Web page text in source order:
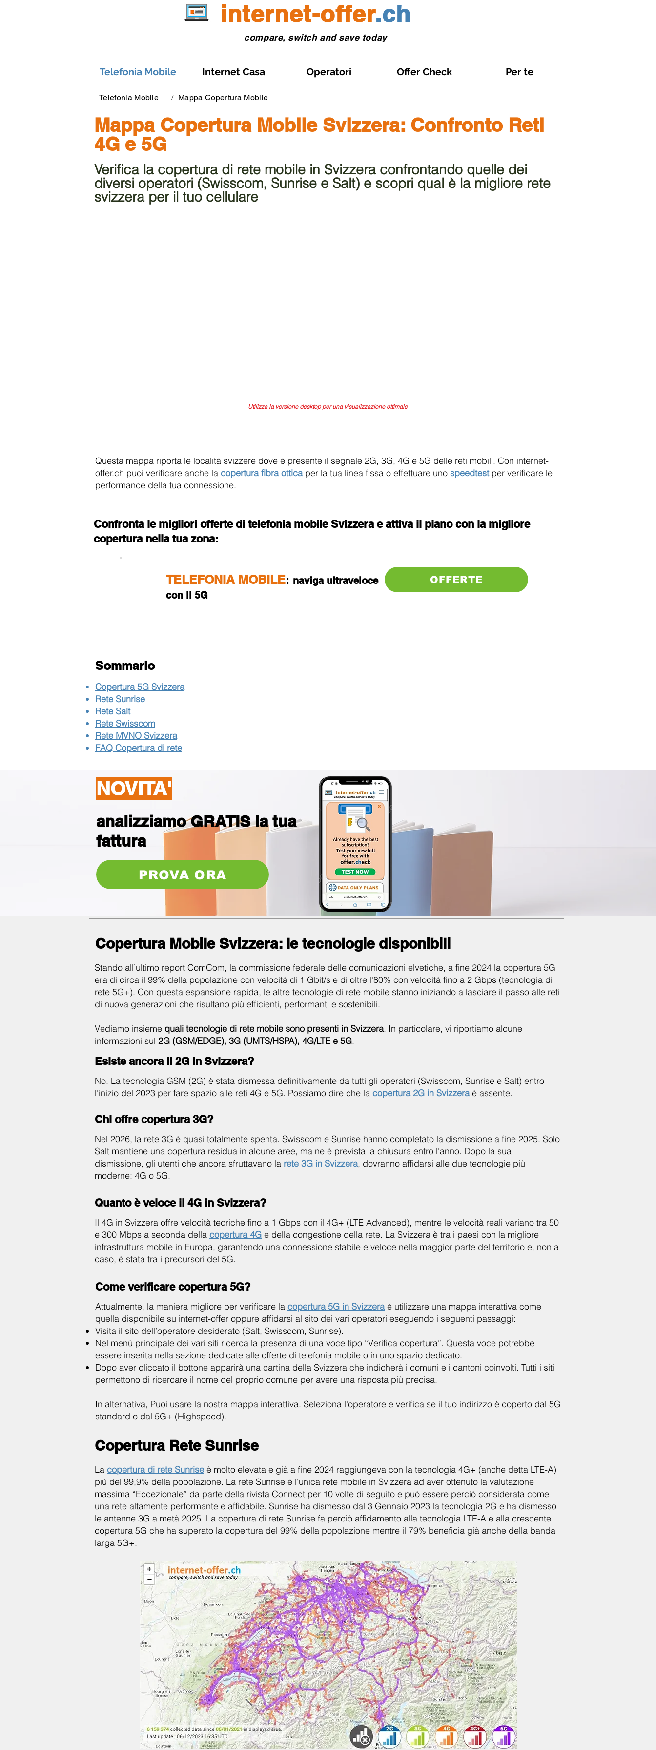
internet-offer.ch
compare, switch and save today
Telefonia Mobile Internet Casa Operatori Offer Check Per te
Telefonia Mobile / Mappa Copertura Mobile
Mappa Copertura Mobile Svizzera: Confronto Reti
4G e 5G
Verifica la copertura di rete mobile in Svizzera confrontando quelle dei
diversi operatori (Swisscom, Sunrise e Salt) e scopri qual è la migliore rete
svizzera per il tuo cellulare
Utilizza la versione desktop per una visualizzazione ottimale
Questa mappa riporta le località svizzere dove è presente il segnale 2G, 3G, 4G e 5G delle reti mobili. Con internet-
offer.ch puoi verificare anche la copertura fibra otticaper la tua linea fissa o effettuare uno speedtestper verificare le
performance della tua connessione.
Confronta le migliori offerte di telefonia mobile Svizzera e attiva il piano con la migliore
copertura nella tua zona:
TELEFONIA MOBILE: naviga ultraveloce
con il 5G
OFFERTE
Sommario
Copertura 5G Svizzera
Rete Sunrise
Rete Salt
Rete Swisscom
Rete MVNO Svizzera
FAQ Copertura di rete
analizziamo GRATIS la tua
fattura
PROVA ORA
NOVITA'
Copertura Mobile Svizzera: le tecnologie disponibili
Stando all’ultimo report ComCom, la commissione federale delle comunicazioni elvetiche, a fine 2024 la copertura 5G
era di circa il 99% della popolazione con velocità di 1 Gbit/s e di oltre l'80% con velocità fino a 2 Gbps (tecnologia di
rete 5G+). Con questa espansione rapida, le altre tecnologie di rete mobile stanno iniziando a lasciare il passo alle reti
di nuova generazioni che risultano più efficienti, performanti e sostenibili.
Vediamo insieme quali tecnologie di rete mobile sono presenti in Svizzera. In particolare, vi riportiamo alcune
informazioni sul 2G (GSM/EDGE), 3G (UMTS/HSPA), 4G/LTE e 5G.
Esiste ancora il 2G in Svizzera?
No. La tecnologia GSM (2G) è stata dismessa definitivamente da tutti gli operatori (Swisscom, Sunrise e Salt) entro
l'inizio del 2023 per fare spazio alle reti 4G e 5G. Possiamo dire che la copertura 2G in Svizzeraè assente.
Chi offre copertura 3G?
Nel 2026, la rete 3G è quasi totalmente spenta. Swisscom e Sunrise hanno completato la dismissione a fine 2025. Solo
Salt mantiene una copertura residua in alcune aree, ma ne è prevista la chiusura entro l'anno. Dopo la sua
dismissione, gli utenti che ancora sfruttavano la rete 3G in Svizzera, dovranno affidarsi alle due tecnologie più
moderne: 4G o 5G.
Quanto è veloce il 4G in Svizzera?
Il 4G in Svizzera offre velocità teoriche fino a 1 Gbps con il 4G+ (LTE Advanced), mentre le velocità reali variano tra 50
e 300 Mbps a seconda della copertura 4G e della congestione della rete. La Svizzera è tra i paesi con la migliore
infrastruttura mobile in Europa, garantendo una connessione stabile e veloce nella maggior parte del territorio e, non a
caso, è stata tra i precursori del 5G.
Come verificare copertura 5G?
Attualmente, la maniera migliore per verificare la copertura 5G in Svizzeraè utilizzare una mappa interattiva come
quella disponibile su internet-offer oppure affidarsi al sito dei vari operatori eseguendo i seguenti passaggi:
Visita il sito dell’operatore desiderato (Salt, Swisscom, Sunrise).
Nel menù principale dei vari siti ricerca la presenza di una voce tipo “Verifica copertura”. Questa voce potrebbe
essere inserita nella sezione dedicate alle offerte di telefonia mobile o in uno spazio dedicato.
Dopo aver cliccato il bottone apparirà una cartina della Svizzera che indicherà i comuni e i cantoni coinvolti. Tutti i siti
permettono di ricercare il nome del proprio comune per avere una risposta più precisa.
In alternativa, Puoi usare la nostra mappa interattiva. Seleziona l'operatore e verifica se il tuo indirizzo è coperto dal 5G
standard o dal 5G+ (Highspeed).
Copertura Rete Sunrise
La copertura di rete Sunrise è molto elevata e già a fine 2024 raggiungeva con la tecnologia 4G+ (anche detta LTE-A)
più del 99,9% della popolazione. La rete Sunrise è l'unica rete mobile in Svizzera ad aver ottenuto la valutazione
massima “Eccezionale” da parte della rivista Connect per 10 volte di seguito e può essere perciò considerata come
una rete altamente performante e affidabile. Sunrise ha dismesso dal 3 Gennaio 2023 la tecnologia 2G e ha dismesso
le antenne 3G a metà 2025. La copertura di rete Sunrise fa perciò affidamento alla tecnologia LTE-A e alla crescente
copertura 5G che ha superato la copertura del 99% della popolazione mentre il 79% beneficia già anche della banda
larga 5G+.